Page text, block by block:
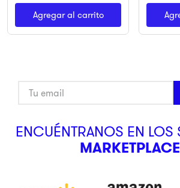
Agregar al carrito
ENCUÉNTRANOS EN LOS